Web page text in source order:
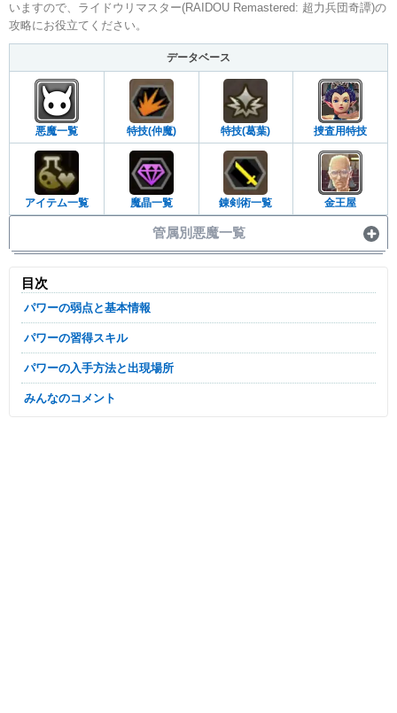
いますので、ライドウリマスター(RAIDOU Remastered: 超力兵団奇譚)の
攻略にお役立てください。
データベース
悪魔一覧 特技(仲魔) 特技(葛葉) 捜査用特技
アイテム一覧 魔晶一覧 錬剣術一覧 金王屋
管属別悪魔一覧
目次
パワーの弱点と基本情報
パワーの習得スキル
パワーの入手方法と出現場所
みんなのコメント